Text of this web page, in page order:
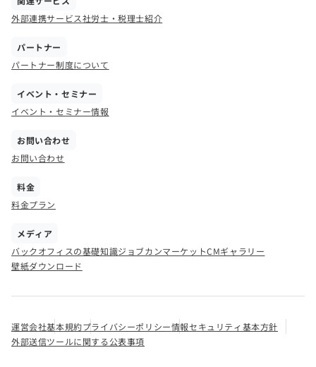
外部連携サービス社労士・税理士紹介
パートナー
パートナー制度について
イベント・セミナー
イベント・セミナー情報
お問い合わせ
お問い合わせ
料金
料金プラン
メディア
バックオフィスの基礎知識ジョブカンマーケットCMギャラリー
壁紙ダウンロード
運営会社基本規約プライバシーポリシー情報セキュリティ基本方針
外部送信ツールに関する公表事項